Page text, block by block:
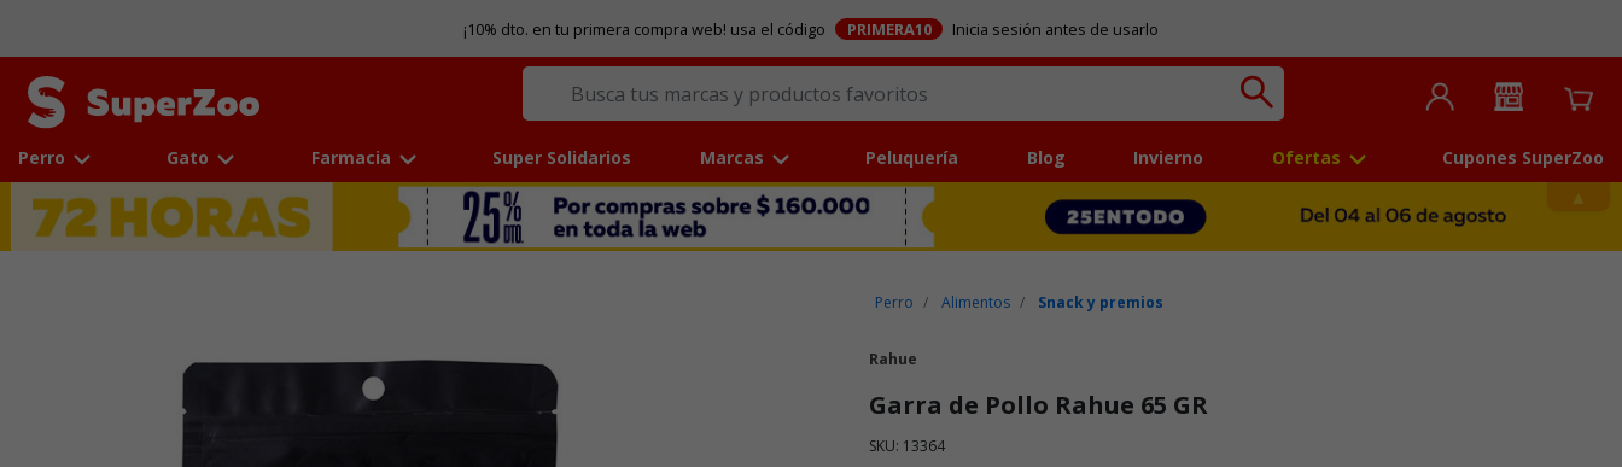
¡10% dto. en tu primera compra web! usa el código PRIMERA10 Inicia sesión antes de usarlo
Perro Gato Farmacia Super Solidarios Marcas Peluquería Blog Invierno Ofertas Cupones SuperZoo
Perro Alimentos Snack y premios
Rahue
Garra de Pollo Rahue 65 GR
SKU: 13364